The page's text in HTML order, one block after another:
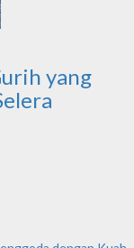
yang